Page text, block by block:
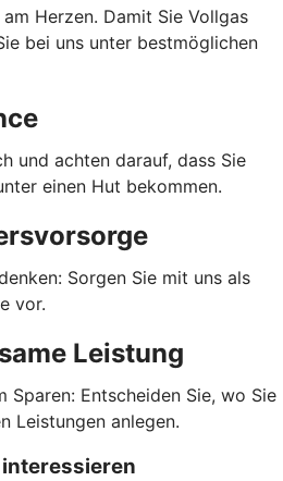
Herzen. Damit Sie Vollgas
bei uns unter bestmöglichen
und achten darauf, dass Sie
einen Hut bekommen.
Sorgen Sie mit uns als
vor.
Leistung
Sparen: Entscheiden Sie, wo Sie
Leistungen anlegen.
interessieren